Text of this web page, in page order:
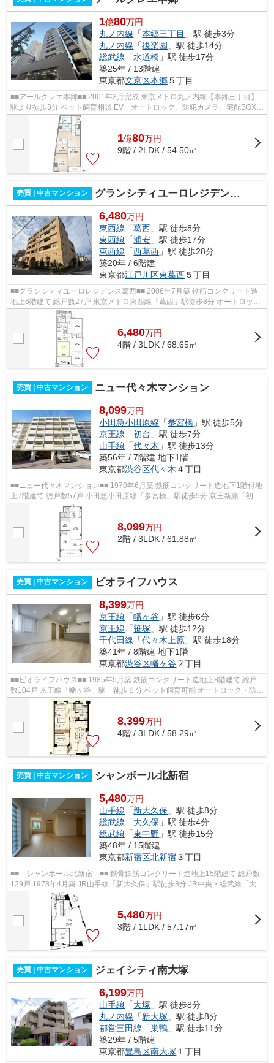
1億80万円
丸ノ内線 「本郷三丁目 」駅 徒歩3分
丸ノ内線 「後楽園 」駅 徒歩14分
総武線 「水道橋 」駅 徒歩17分
築25年 / 13階建
東京都文京区本郷５丁目
■■アールクレエ本郷■■ 2001年3月完成 東京メトロ丸ノ内線【本郷三丁目】
駅より徒歩3分 ペット飼育相談 EV、オートロック、防犯カメラ、宅配BOX
修繕履歴 ■2025年 宅配ボックス更新...
1億80万円
9階 / 2LDK / 54.50㎡
売買 | 中古マンション グランシティユーロレジデンス葛西
6,480万円
東西線 「葛西 」駅 徒歩8分
東西線 「浦安 」駅 徒歩17分
東西線 「西葛西 」駅 徒歩28分
築20年 / 6階建
東京都江戸川区東葛西５丁目
■■グランシティユーロレジデンス葛西■■ 2006年7月築 鉄筋コンクリート造
地上6階建て 総戸数27戸 東京メトロ東西線「葛西」駅徒歩8分 オートロック
宅配ボックス ペット飼育可能
6,480万円
4階 / 3LDK / 68.65㎡
売買 | 中古マンション ニュー代々木マンション
8,099万円
小田急小田原線 「参宮橋 」駅 徒歩5分
京王線 「初台 」駅 徒歩7分
山手線 「代々木 」駅 徒歩13分
築56年 / 7階建 地下1階
東京都渋谷区代々木 ４丁目
■■ニュー代々木マンション■■ 1970年6月築 鉄筋コンクリート造地下1階付地
上7階建て 総戸数57戸 小田急小田原線「参宮橋」駅徒歩5分 京王新線「初
台」駅徒歩7分 山手線・総武線・中央...
8,099万円
2階 / 3LDK / 61.88㎡
売買 | 中古マンション ビオライフハウス
8,399万円
京王線 「幡ヶ谷 」駅 徒歩6分
京王線 「笹塚 」駅 徒歩12分
千代田線 「代々木上原 」駅 徒歩18分
築41年 / 8階建 地下1階
東京都渋谷区幡ヶ谷２丁目
■■ビオライフハウス■■ 1985年5月築 鉄筋コンクリート造地上8階建て 総戸
数104戸 京王線「幡ヶ谷」駅 徒歩６分 ペット飼育可能 オートロック・防犯
カメラ完備
8,399万円
4階 / 3LDK / 58.29㎡
売買 | 中古マンション シャンボール北新宿
5,480万円
山手線 「新大久保 」駅 徒歩8分
総武線 「大久保 」駅 徒歩4分
総武線 「東中野 」駅 徒歩15分
築48年 / 15階建
東京都新宿区北新宿３丁目
■■ シャンボール北新宿 ■■ 鉄骨鉄筋コンクリート造地上15階建て 総戸数
129戸 1978年4月築 JR山手線「新大久保」駅徒歩8分 JR中央・総武線「大久
保」駅徒歩4分 新宿駅・歌舞伎町徒...
5,480万円
3階 / 1LDK / 57.17㎡
売買 | 中古マンション ジェイシティ南大塚
6,199万円
山手線 「大塚 」駅 徒歩8分
丸ノ内線 「新大塚 」駅 徒歩8分
都営三田線 「巣鴨 」駅 徒歩11分
築29年 / 5階建
東京都豊島区南大塚 １丁目